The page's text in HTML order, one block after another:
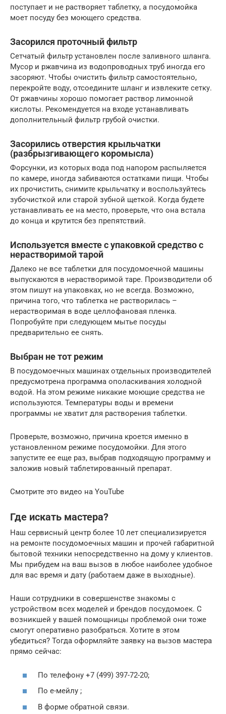
поступает и не растворяет таблетку, а посудомойка
моет посуду без моющего средства.
Засорился проточный фильтр
Сетчатый фильтр установлен после заливного шланга.
Мусор и ржавчина из водопроводных труб иногда его
засоряют. Чтобы очистить фильтр самостоятельно,
перекройте воду, отсоедините шланг и извлеките сетку.
От ржавчины хорошо помогает раствор лимонной
кислоты. Рекомендуется на входе устанавливать
дополнительный фильтр грубой очистки.
Засорились отверстия крыльчатки
(разбрызгивающего коромысла)
Форсунки, из которых вода под напором распыляется
по камере, иногда забиваются остатками пищи. Чтобы
их прочистить, снимите крыльчатку и воспользуйтесь
зубочисткой или старой зубной щеткой. Когда будете
устанавливать ее на место, проверьте, что она встала
до конца и крутится без препятствий.
Используется вместе с упаковкой средство с
нерастворимой тарой
Далеко не все таблетки для посудомоечной машины
выпускаются в нерастворимой таре. Производители об
этом пишут на упаковках, но не всегда. Возможно,
причина того, что таблетка не растворилась –
нерастворимая в воде целлофановая пленка.
Попробуйте при следующем мытье посуды
предварительно ее снять.
Выбран не тот режим
В посудомоечных машинах отдельных производителей
предусмотрена программа ополаскивания холодной
водой. На этом режиме никакие моющие средства не
используются. Температуры воды и времени
программы не хватит для растворения таблетки.
Проверьте, возможно, причина кроется именно в
установленном режиме посудомойки. Для этого
запустите ее еще раз, выбрав подходящую программу и
заложив новый таблетированный препарат.
Смотрите это видео на YouTube
Где искать мастера?
Наш сервисный центр более 10 лет специализируется
на ремонте посудомоечных машин и прочей габаритной
бытовой техники непосредственно на дому у клиентов.
Мы прибудем на ваш вызов в любое наиболее удобное
для вас время и дату (работаем даже в выходные).
Наши сотрудники в совершенстве знакомы с
устройством всех моделей и брендов посудомоек. С
возникшей у вашей помощницы проблемой они тоже
смогут оперативно разобраться. Хотите в этом
убедиться? Тогда оформляйте заявку на вызов мастера
прямо сейчас:
По телефону +7 (499) 397-72-20;
По е-мейлу ;
В форме обратной связи.